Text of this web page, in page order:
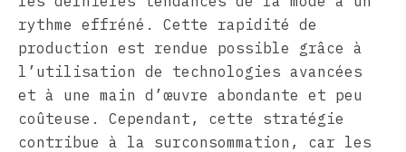
rythme effréné. Cette rapidité de
production est rendue possible grâce à
l’utilisation de technologies avancées
et à une main d’œuvre abondante et peu
coûteuse. Cependant, cette stratégie
contribue à la surconsommation, car les